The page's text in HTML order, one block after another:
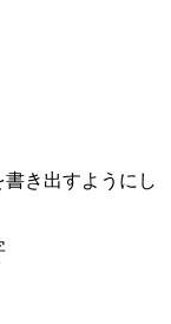
き出すようにし